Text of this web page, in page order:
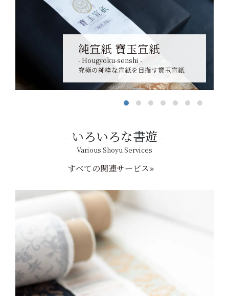
純宣紙 寶玉宣紙
- Hougyoku-senshi -
究極の純粋な宣紙を目指す寶玉宣紙
いろいろな書遊
Various Shoyu Services
すべての関連サービス»